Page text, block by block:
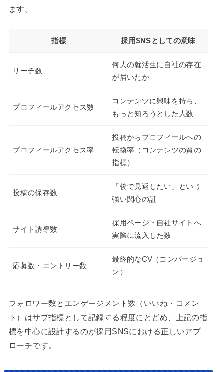
ます。
指標 採用SNSとしての意味
リーチ数
何人の就活生に自社の存在
が届いたか
プロフィールアクセス数
コンテンツに興味を持ち、
もっと知ろうとした人数
プロフィールアクセス率
投稿からプロフィールへの
転換率（コンテンツの質の
指標）
投稿の保存数
「後で見返したい」という
強い関心の証
サイト誘導数
採用ページ・自社サイトへ
実際に流入した数
応募数・エントリー数
最終的なCV（コンバージョ
ン）
フォロワー数とエンゲージメント数（いいね・コメン
ト）はサブ指標として記録する程度にとどめ、上記の指
標を中心に設計するのが採用SNSにおける正しいアプ
ローチです。